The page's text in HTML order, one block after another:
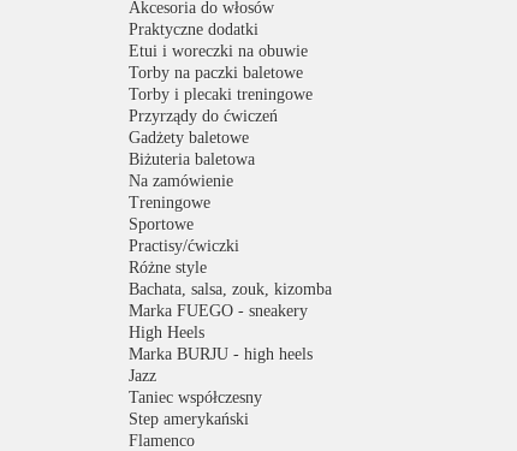
Akcesoria do włosów
Praktyczne dodatki
Etui i woreczki na obuwie
Torby na paczki baletowe
Torby i plecaki treningowe
Przyrządy do ćwiczeń
Gadżety baletowe
Biżuteria baletowa
Na zamówienie
Treningowe
Sportowe
Practisy/ćwiczki
Różne style
Bachata, salsa, zouk, kizomba
Marka FUEGO - sneakery
High Heels
Marka BURJU - high heels
Jazz
Taniec współczesny
Step amerykański
Flamenco